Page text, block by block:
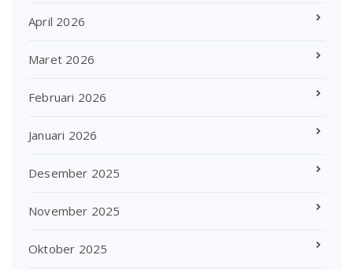
April 2026
Maret 2026
Februari 2026
Januari 2026
Desember 2025
November 2025
Oktober 2025